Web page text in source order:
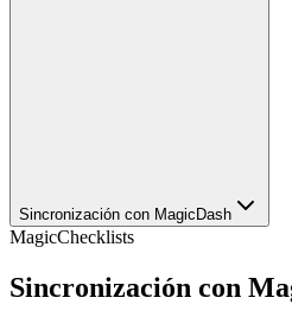
Sincronización con MagicDash
MagicChecklists
Sincronización con